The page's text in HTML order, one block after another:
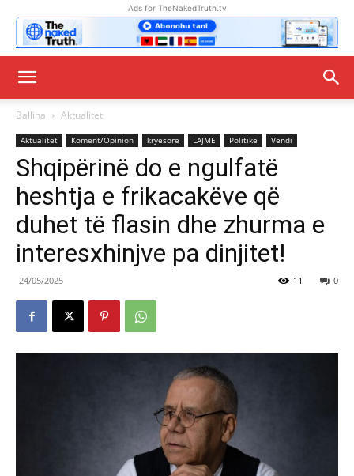
Ads for TheNakedTruth.tv
Ballina Aktualitet
Aktualitet Koment/Opinion kryesore LAJME Politikë Vendi
Shqipërinë do e ngulfatë
heshtja e frikacakëve që
duhet të flasin dhe zhurma e
interesxhinjve pa dinjitet!
24/05/2025 0
11